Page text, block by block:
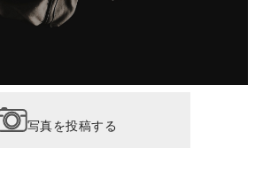
写真を投稿する